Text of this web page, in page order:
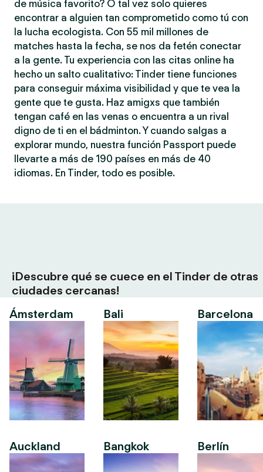
de música favorito? O tal vez solo quieres
encontrar a alguien tan comprometido como tú con
la lucha ecologista. Con 55 mil millones de
matches hasta la fecha, se nos da fetén conectar
a la gente. Tu experiencia con las citas online ha
hecho un salto cualitativo: Tinder tiene funciones
para conseguir máxima visibilidad y que te vea la
gente que te gusta. Haz amigxs que también
tengan café en las venas o encuentra a un rival
digno de ti en el bádminton. Y cuando salgas a
explorar mundo, nuestra función Passport puede
llevarte a más de 190 países en más de 40
idiomas. En Tinder, todo es posible.
¡Descubre qué se cuece en el Tinder de otras
ciudades cercanas!
Ámsterdam
Auckland
Bali
Bangkok
Barcelona
Berlín